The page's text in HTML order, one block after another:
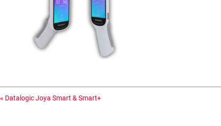
« Datalogic Joya Smart & Smart+